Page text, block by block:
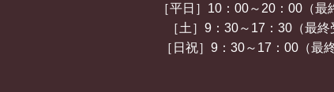
［平日］10：00～20：00（最
［土］9：30～17：30（最終
［日祝］9：30～17：00（最